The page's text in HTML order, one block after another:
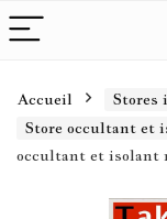
Accueil
Stores
Store occultant et
occultant et isolant